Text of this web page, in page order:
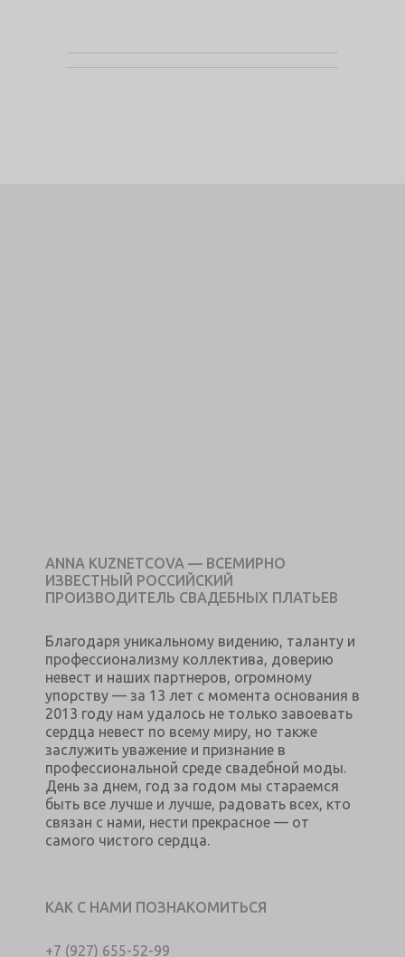
ANNA KUZNETCOVA — ВСЕМИРНО
ИЗВЕСТНЫЙ РОССИЙСКИЙ
ПРОИЗВОДИТЕЛЬ СВАДЕБНЫХ ПЛАТЬЕВ
Благодаря уникальному видению, таланту и
профессионализму коллектива, доверию
невест и наших партнеров, огромному
упорству — за 13 лет с момента основания в
2013 году нам удалось не только завоевать
сердца невест по всему миру, но также
заслужить уважение и признание в
профессиональной среде свадебной моды.
День за днем, год за годом мы стараемся
быть все лучше и лучше, радовать всех, кто
связан с нами, нести прекрасное — от
самого чистого сердца.
КАК С НАМИ ПОЗНАКОМИТЬСЯ
+7 (927) 655-52-99